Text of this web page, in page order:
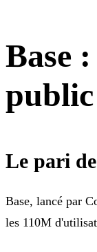
Base
public
Le pari
Base, lancé par
les 110M